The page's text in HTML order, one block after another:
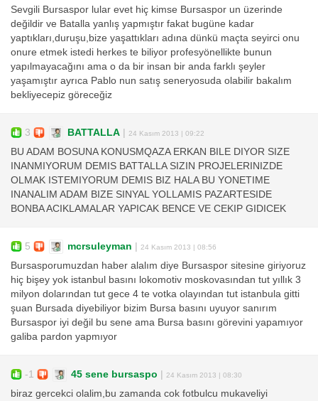
Sevgili Bursaspor lular evet hiç kimse Bursaspor un üzerinde
değildir ve Batalla yanlış yapmıştır fakat bugüne kadar
yaptıkları,duruşu,bize yaşattıkları adına dünkü maçta seyirci onu
onure etmek istedi herkes te biliyor profesyönellikte bunun
yapılmayacağını ama o da bir insan bir anda farklı şeyler
yaşamıştır ayrıca Pablo nun satış seneryosuda olabilir bakalım
bekliyecepiz göreceğiz
3 BATTALLA | 24 Kasım 2013 | 09:22
BU ADAM BOSUNA KONUSMQAZA ERKAN BILE DIYOR SIZE
INANMIYORUM DEMIS BATTALLA SIZIN PROJELERINIZDE
OLMAK ISTEMIYORUM DEMIS BIZ HALA BU YONETIME
INANALIM ADAM BIZE SINYAL YOLLAMIS PAZARTESIDE
BONBA ACIKLAMALAR YAPICAK BENCE VE CEKIP GIDICEK
5 mcrsuleyman | 24 Kasım 2013 | 08:56
Bursasporumuzdan haber alalım diye Bursaspor sitesine giriyoruz
hiç bişey yok istanbul basını lokomotiv moskovasından tut yıllık 3
milyon dolarından tut gece 4 te votka olayından tut istanbula gitti
şuan Bursada diyebiliyor bizim Bursa basını uyuyor sanırım
Bursaspor iyi değil bu sene ama Bursa basını görevini yapamıyor
galiba pardon yapmıyor
-1 45 sene bursaspo | 24 Kasım 2013 | 08:30
biraz gercekci olalim,bu zamanda cok fotbulcu mukaveliyi